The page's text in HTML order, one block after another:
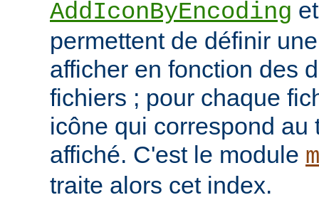
AddIconByEncoding
permettent de définir
afficher en fonction des
fichiers ; pour chaque
icône qui correspond au
affiché. C'est le module
traite alors cet index.